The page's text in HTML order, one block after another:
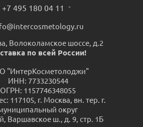
+7 495 180 04 11
Волоколамское шоссе, д.2
по всей России!
"ИнтерКосметолоджи"
ИНН: 7733230544
ОГРН: 1157746348055
117105, г. Москва, вн. тер. г.
округ
Варшавское ш., д. 9, стр. 1Б